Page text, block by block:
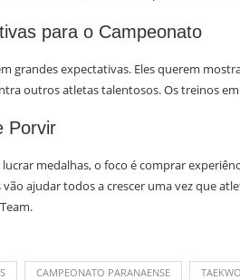
para o Campeonato
grandes expectativas. Eles querem
outros atletas talentosos. Os treinos
Porvir
medalhas, o foco é comprar
ajudar todos a crescer uma vez que
CAMPEONATO PARANAENSE